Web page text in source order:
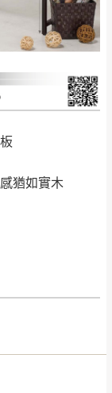
猶如實木
聯絡確認
貨｜
)兩天收送貨
義、台南、高
、澎湖地區
加上2~7個
送。
內通知本
品，運費
商品必須
包、枕頭
、附件、
料之完整
法接受退
素， 與實
因此而需